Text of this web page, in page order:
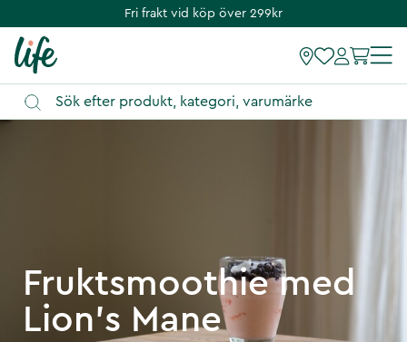
Fri frakt vid köp över 299kr
Fruktsmoothie med
Lion's Mane